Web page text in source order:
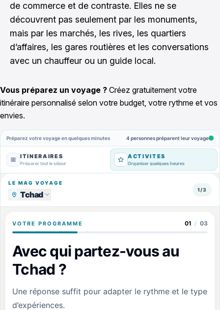
de commerce et de contraste. Elles ne se
découvrent pas seulement par les monuments,
mais par les marchés, les rives, les quartiers
d’affaires, les gares routières et les conversations
avec un chauffeur ou un guide local.
Vous préparez un voyage ? Créez gratuitement votre
itinéraire personnalisé selon votre budget, votre rythme et vos
envies.